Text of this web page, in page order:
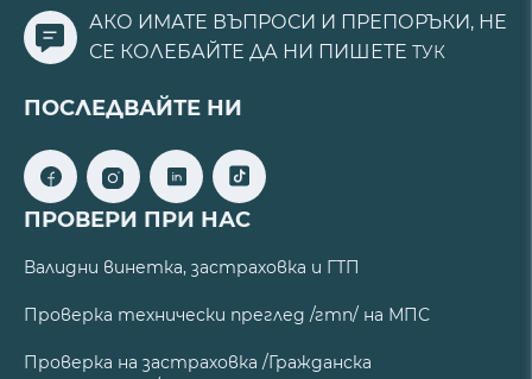
АКО ИМАТЕ ВЪПРОСИ И ПРЕПОРЪКИ, НЕ
СЕ КОЛЕБАЙТЕ ДА НИ ПИШЕТЕ ТУК
ПОСЛЕДВАЙТЕ НИ
ПРОВЕРИ ПРИ НАС
Валидни винетка, застраховка и ГТП
Проверка технически преглед /гтп/ на МПС
Проверка на застраховка /Гражданска